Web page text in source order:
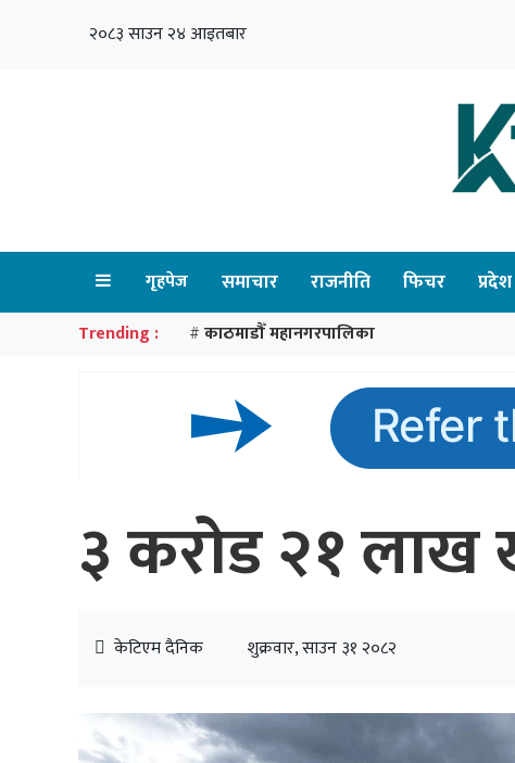
२०८३ साउन २४ आइतबार
गृहपेज समाचार राजनीति फिचर प्रदेश
Trending : # काठमाडौँ महानगरपालिका
३ करोड २१ लाख
केटिएम दैनिक शुक्रवार, साउन ३१ २०८२